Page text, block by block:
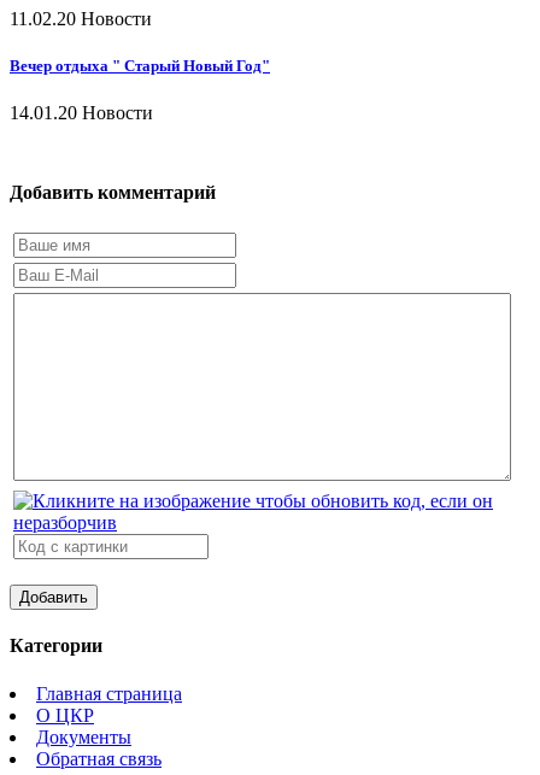
11.02.20 Новости
Вечер отдыха " Старый Новый Год"
14.01.20 Новости
Добавить комментарий
Категории
Главная страница
О ЦКР
Документы
Обратная связь